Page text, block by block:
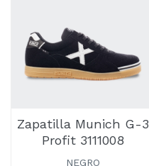
Zapatilla Munich G-3
Profit 3111008
NEGRO